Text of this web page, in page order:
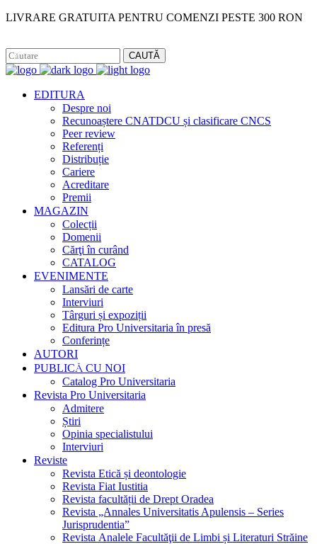
LIVRARE GRATUITA PENTRU COMENZI PESTE 300 RON
CAUTĂ
EDITURA
Despre noi
Recunoaștere CNATDCU și clasificare CNCS
Peer review
Referenți
Distribuție
Cariere
Acreditare
Premii
MAGAZIN
Colecții
Domenii
Cărţi în curând
CATALOG
EVENIMENTE
Lansări de carte
Interviuri
Târguri și expoziții
Editura Pro Universitaria în presă
Conferințe
AUTORI
PUBLICĂ CU NOI
Catalog Pro Universitaria
Revista Pro Universitaria
Admitere
Știri
Opinia specialistului
Interviuri
Reviste
Revista Etică și deontologie
Revista Fiat Iustitia
Revista facultății de Drept Oradea
Revista „Annales Universitatis Apulensis – Series
Jurisprudentia”
Revista Analele Facultăţii de Limbi și Literaturi Străine